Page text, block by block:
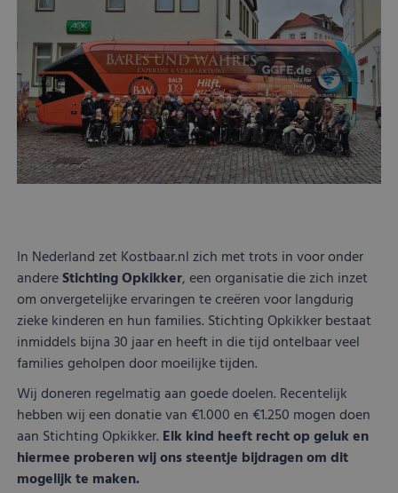
In Nederland zet Kostbaar.nl zich met trots in voor onder
andereStichting Opkikker, een organisatie die zich inzet
om onvergetelijke ervaringen te creëren voor langdurig
zieke kinderen en hun families. Stichting Opkikker bestaat
inmiddels bijna 30 jaar en heeft in die tijd ontelbaar veel
families geholpen door moeilijke tijden.
Wij doneren regelmatig aan goede doelen. Recentelijk
hebben wij een donatie van €1.000 en €1.250 mogen doen
aan Stichting Opkikker. Elk kind heeft recht op geluk en
hiermee proberen wij ons steentje bijdragen om dit
mogelijk te maken.